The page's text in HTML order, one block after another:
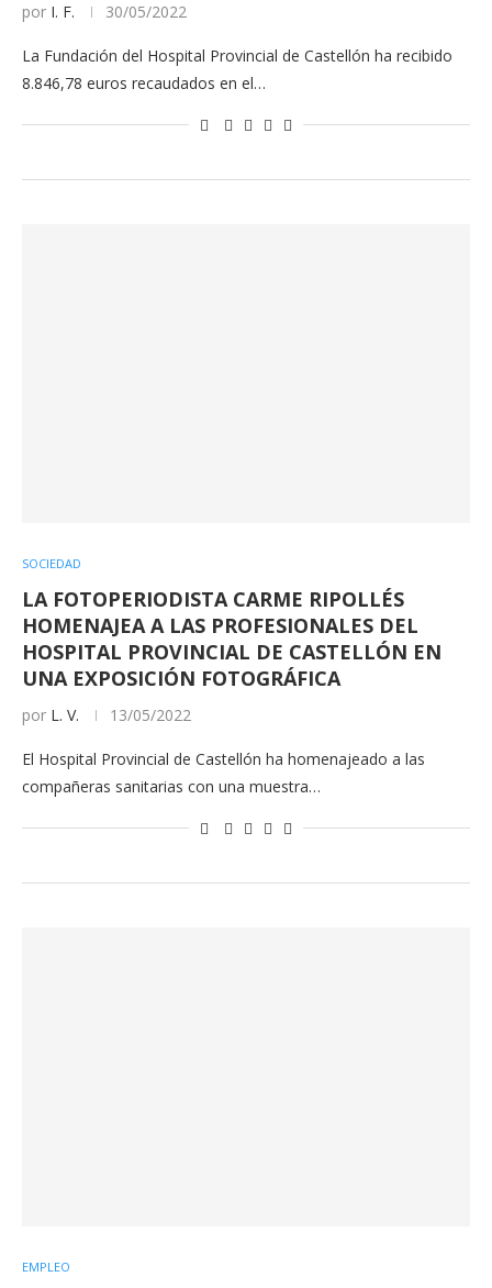
por I. F. 30/05/2022
La Fundación del Hospital Provincial de Castellón ha recibido
8.846,78 euros recaudados en el…
SOCIEDAD
LA FOTOPERIODISTA CARME RIPOLLÉS
HOMENAJEA A LAS PROFESIONALES DEL
HOSPITAL PROVINCIAL DE CASTELLÓN EN
UNA EXPOSICIÓN FOTOGRÁFICA
por L. V. 13/05/2022
El Hospital Provincial de Castellón ha homenajeado a las
compañeras sanitarias con una muestra…
EMPLEO